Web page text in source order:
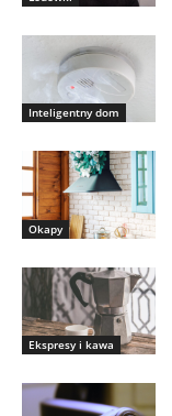
Inteligentny dom
Okapy
Ekspresy i kawa